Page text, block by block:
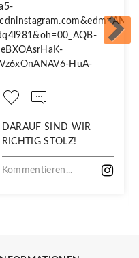
DARAUF SIND WIR
RICHTIG STOLZ!
Kommentieren...